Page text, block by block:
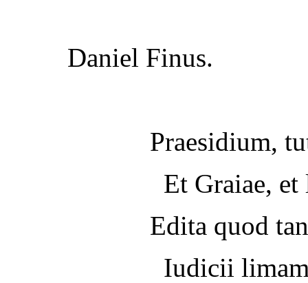
Daniel Finus.
Praesidium, tutela,
Et Graiae, et
Edita quod tandem
Iudicii limam